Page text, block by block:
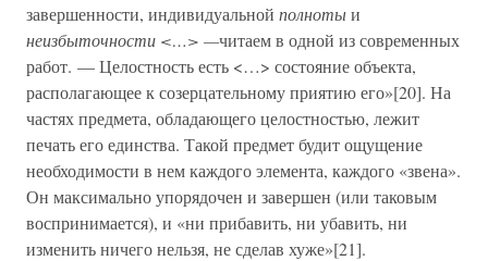
завершенности, индивидуальной полнотыи
неизбыточности <…> —читаем в одной из современных
работ. — Целостность есть <…> состояние объекта,
располагающее к созерцательному приятию его»[20]. На
частях предмета, обладающего целостностью, лежит
печать его единства. Такой предмет будит ощущение
необходимости в нем каждого элемента, каждого «звена».
Он максимально упорядочен и завершен (или таковым
воспринимается), и «ни прибавить, ни убавить, ни
изменить ничего нельзя, не сделав хуже»[21].